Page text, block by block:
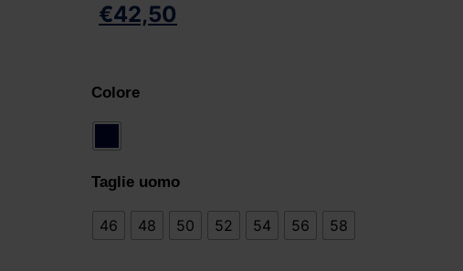
€42,50
Colore
Taglie uomo
46 48 50 52 54 56 58